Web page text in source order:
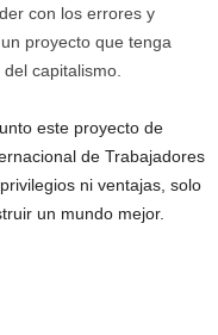
con los errores y
proyecto que tenga
capitalismo.
este proyecto de
de Trabajadores
ni ventajas, solo
un mundo mejor.